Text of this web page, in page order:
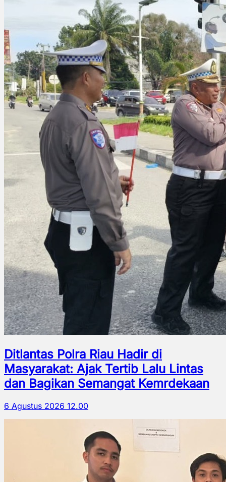
Ditlantas Polra Riau Hadir di
Masyarakat: Ajak Tertib Lalu Lintas
dan Bagikan Semangat Kemrdekaan
6 Agustus 2026 12.00